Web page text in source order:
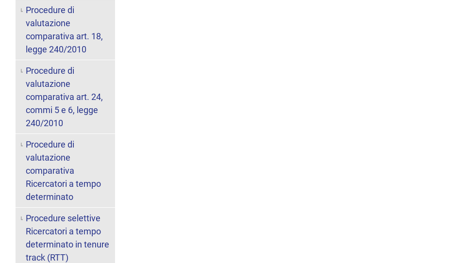
Procedure di
valutazione
comparativa art. 18,
legge 240/2010
Procedure di
valutazione
comparativa art. 24,
commi 5 e 6, legge
240/2010
Procedure di
valutazione
comparativa
Ricercatori a tempo
determinato
Procedure selettive
Ricercatori a tempo
determinato in tenure
track (RTT)